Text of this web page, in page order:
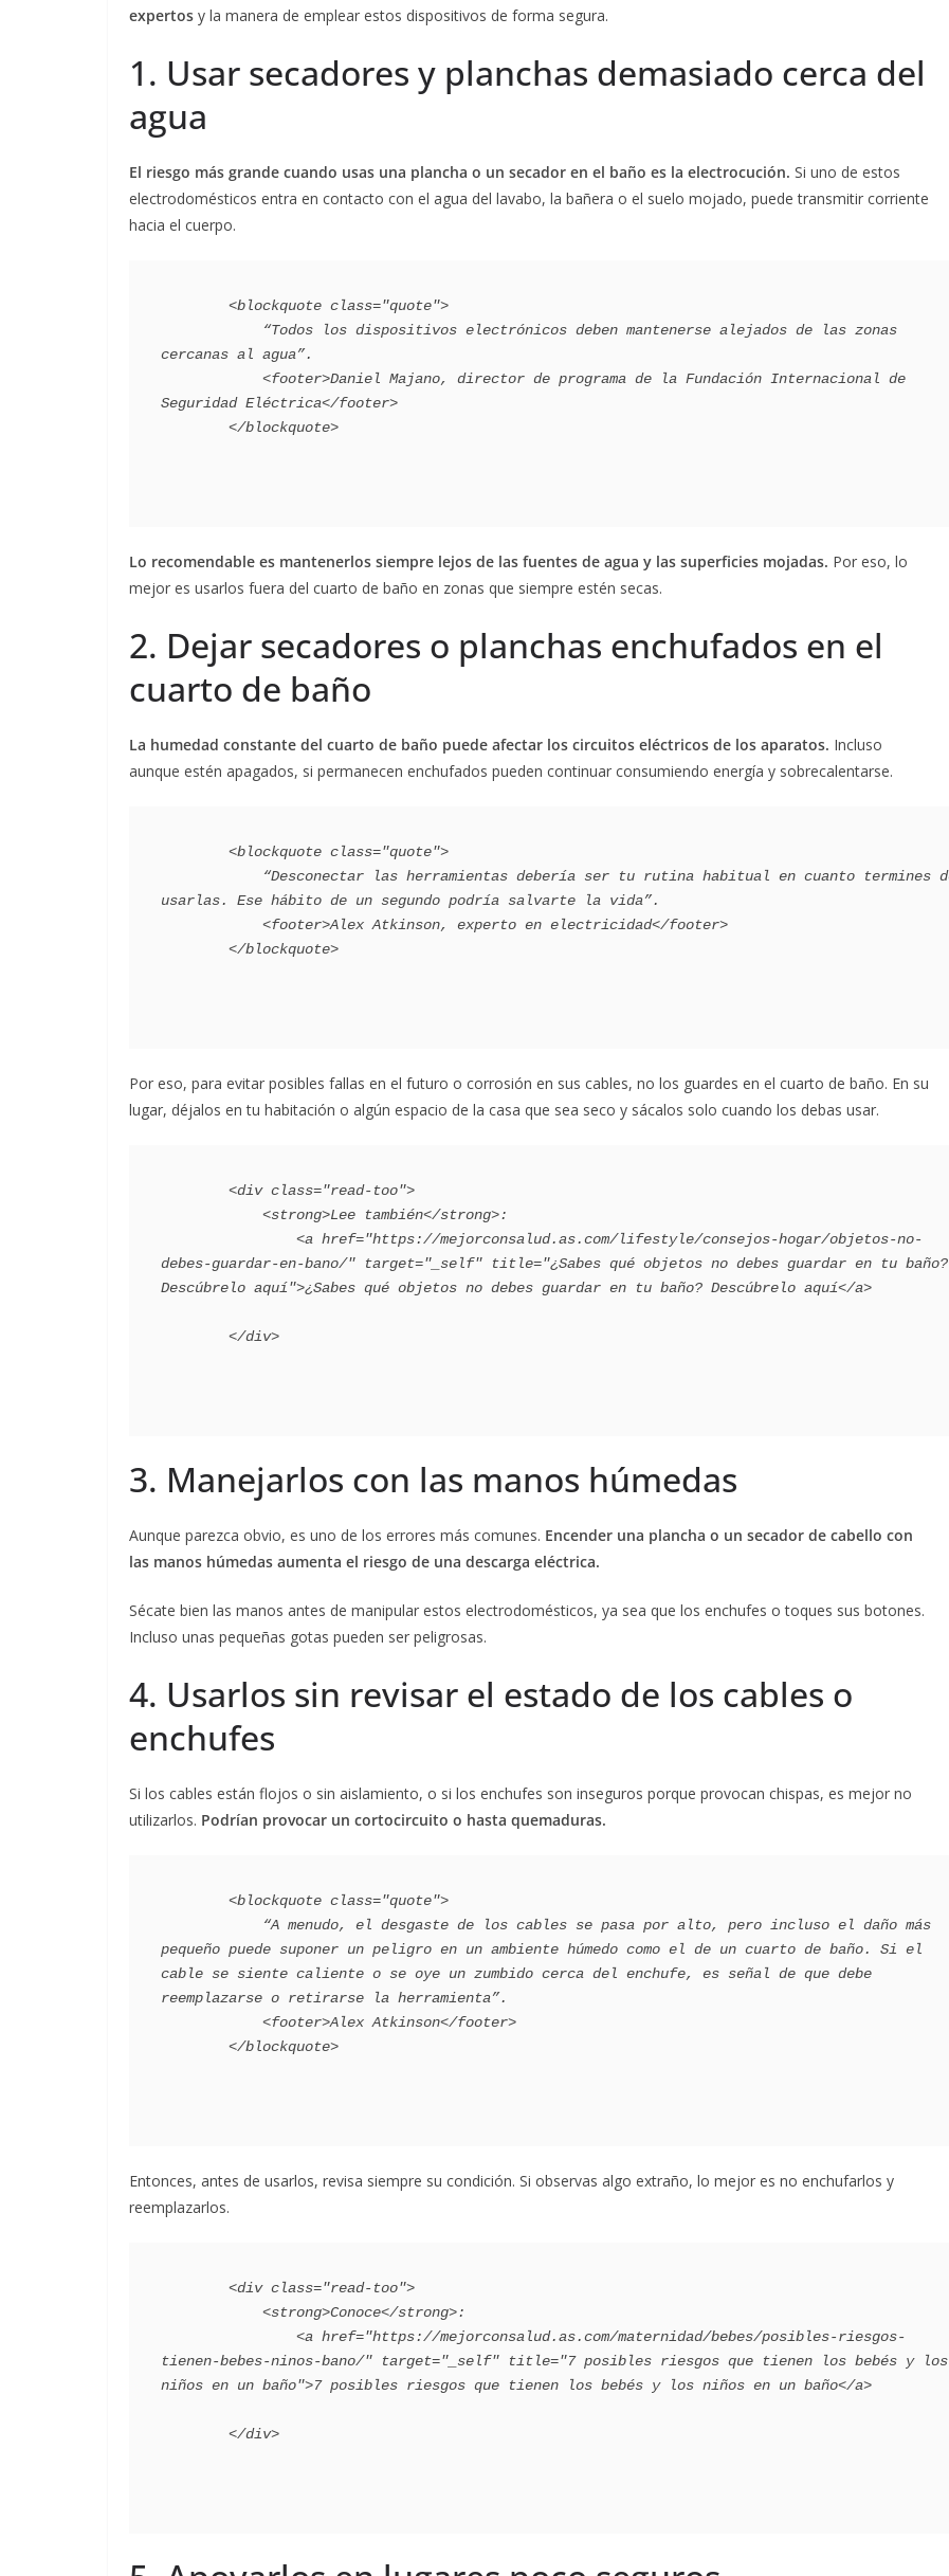
expertos y la manera de emplear estos dispositivos de forma segura.
1. Usar secadores y planchas demasiado cerca del
agua
El riesgo más grande cuando usas una plancha o un secador en el baño es la electrocución. Si uno de estos
electrodomésticos entra en contacto con el agua del lavabo, la bañera o el suelo mojado, puede transmitir corriente
hacia el cuerpo.
cercanas al agua”.
Seguridad Eléctrica</footer>
Lo recomendable es mantenerlos siempre lejos de las fuentes de agua y las superficies mojadas. Por eso, lo
mejor es usarlos fuera del cuarto de baño en zonas que siempre estén secas.
2. Dejar secadores o planchas enchufados en el
cuarto de baño
La humedad constante del cuarto de baño puede afectar los circuitos eléctricos de los aparatos. Incluso
aunque estén apagados, si permanecen enchufados pueden continuar consumiendo energía y sobrecalentarse.
usarlas. Ese hábito de un segundo podría salvarte la vida”.
Por eso, para evitar posibles fallas en el futuro o corrosión en sus cables, no los guardes en el cuarto de baño. En su
lugar, déjalos en tu habitación o algún espacio de la casa que sea seco y sácalos solo cuando los debas usar.
debes-guardar-en-bano/" target="_self" title="¿Sabes qué objetos no debes guardar en tu baño?
Descúbrelo aquí">¿Sabes qué objetos no debes guardar en tu baño? Descúbrelo aquí</a>
3. Manejarlos con las manos húmedas
Aunque parezca obvio, es uno de los errores más comunes. Encender una plancha o un secador de cabello con
las manos húmedas aumenta el riesgo de una descarga eléctrica.
Sécate bien las manos antes de manipular estos electrodomésticos, ya sea que los enchufes o toques sus botones.
Incluso unas pequeñas gotas pueden ser peligrosas.
4. Usarlos sin revisar el estado de los cables o
enchufes
Si los cables están flojos o sin aislamiento, o si los enchufes son inseguros porque provocan chispas, es mejor no
utilizarlos. Podrían provocar un cortocircuito o hasta quemaduras.
pequeño puede suponer un peligro en un ambiente húmedo como el de un cuarto de baño. Si el
cable se siente caliente o se oye un zumbido cerca del enchufe, es señal de que debe
reemplazarse o retirarse la herramienta”.
Entonces, antes de usarlos, revisa siempre su condición. Si observas algo extraño, lo mejor es no enchufarlos y
reemplazarlos.
tienen-bebes-ninos-bano/" target="_self" title="7 posibles riesgos que tienen los bebés y los
niños en un baño">7 posibles riesgos que tienen los bebés y los niños en un baño</a>